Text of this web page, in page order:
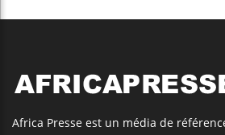
Africa Presse est un média de